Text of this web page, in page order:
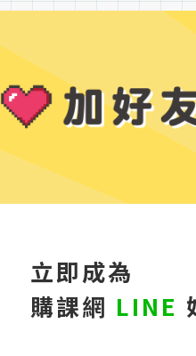
立即成為
購課網 LINE